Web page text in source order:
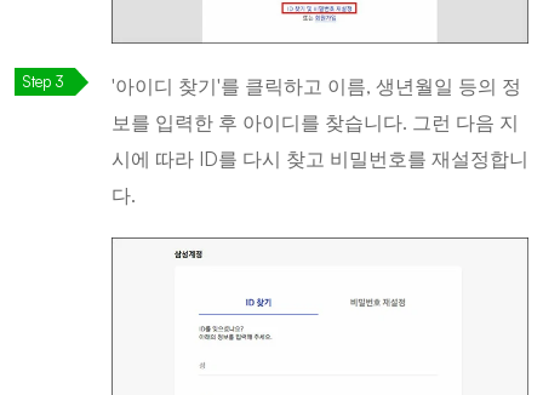
'아이디 찾기'를 클릭하고 이름, 생년월일 등의 정
보를 입력한 후 아이디를 찾습니다. 그런 다음 지
시에 따라 ID를 다시 찾고 비밀번호를 재설정합니
다.